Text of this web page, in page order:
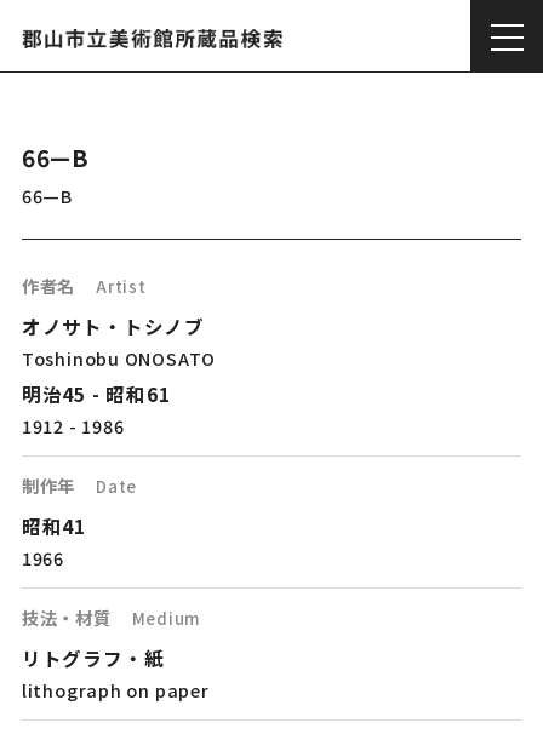
66—B
66—B
作者名 Artist
オノサト・トシノブ
Toshinobu ONOSATO
明治45 - 昭和61
1912 - 1986
制作年 Date
昭和41
1966
技法・材質 Medium
リトグラフ・紙
lithograph on paper